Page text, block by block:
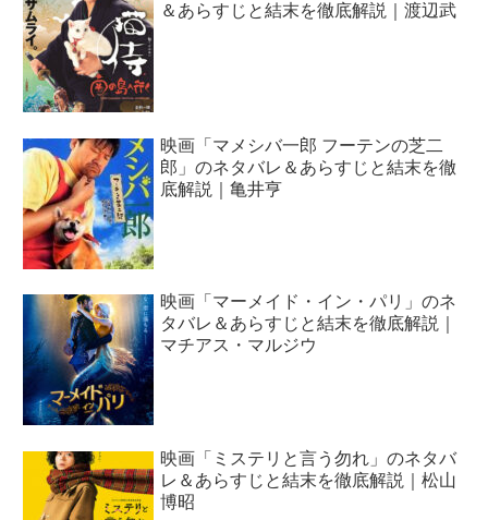
＆あらすじと結末を徹底解説｜渡辺武
映画「マメシバ一郎 フーテンの芝二
郎」のネタバレ＆あらすじと結末を徹
底解説｜亀井亨
映画「マーメイド・イン・パリ」のネ
タバレ＆あらすじと結末を徹底解説｜
マチアス・マルジウ
映画「ミステリと言う勿れ」のネタバ
レ＆あらすじと結末を徹底解説｜松山
博昭